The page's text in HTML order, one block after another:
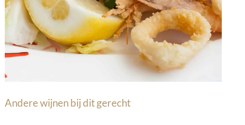
Andere wijnen bij dit gerecht